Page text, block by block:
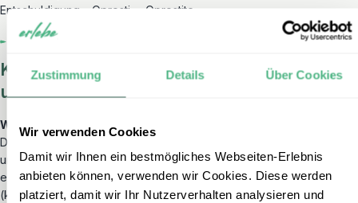
Zustimmung Details Über Cookies
Wir verwenden Cookies
Damit wir Ihnen ein bestmögliches Webseiten-Erlebnis
anbieten können, verwenden wir Cookies. Diese werden
platziert, damit wir Ihr Nutzerverhalten analysieren und
Entschuldigung – Oprosti,… Oprostite,…
Kommunikation in Kroatien, Slowenien
und Montenegro
W-LAN
Das HotSpot Netz in Kroatien, Slowenien, Montenegro und Bosnien
und Herzegowina ist recht gut ausgebaut, so dass Sie sich über
einen der zahlreichen HotSpot-Standorte vor Ort oder ein
(kostenloses) WLAN einwählen können, das viele Cafés und